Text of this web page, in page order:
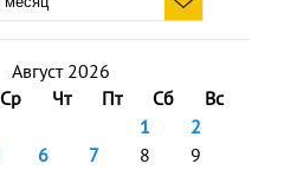
Август 2026
Ср Чт Пт Сб
Вс
1
2
6 7 8
9